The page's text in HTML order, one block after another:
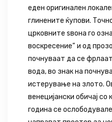
еден оригинален
глинените ќупови.
црковните ѕвона го
воскресение“ и од
почнуваат да се
вода, во знак на
истерување на злото.
венецијански обичај со
година се